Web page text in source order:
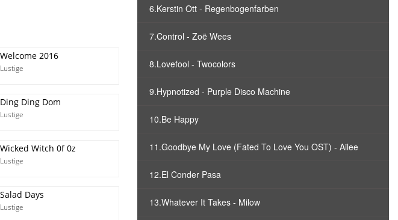
Welcome 2016
Lustige
Ding Ding Dom
Lustige
Wicked Witch 0f 0z
Lustige
Salad Days
Lustige
6.Kerstin Ott - Regenbogenfarben
7.Control - Zoë Wees
8.Lovefool - Twocolors
9.Hypnotized - Purple Disco Machine
10.Be Happy
11.Goodbye My Love (Fated To Love You OST) - Ailee
12.El Conder Pasa
13.Whatever It Takes - Milow